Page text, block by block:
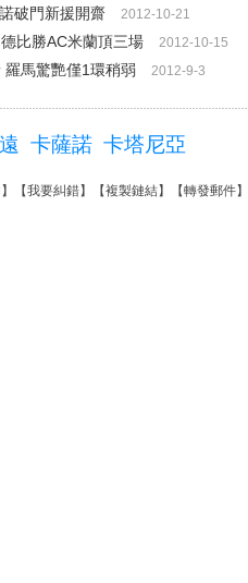
破門新援開齋 2012-10-21
比勝AC米蘭頂三場 2012-10-15
馬驚艷僅1環稍弱 2012-9-3
卡薩諾 卡塔尼亞
】【我要糾錯】【複製鏈結】【轉發郵件